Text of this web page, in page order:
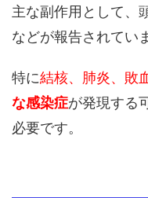
主な副作用として、
などが報告されてい
特に結核、肺炎、敗
な感染症が発現する
必要です。